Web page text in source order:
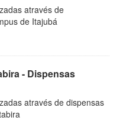
através de
de Itajubá
- Dispensas
através de dispensas